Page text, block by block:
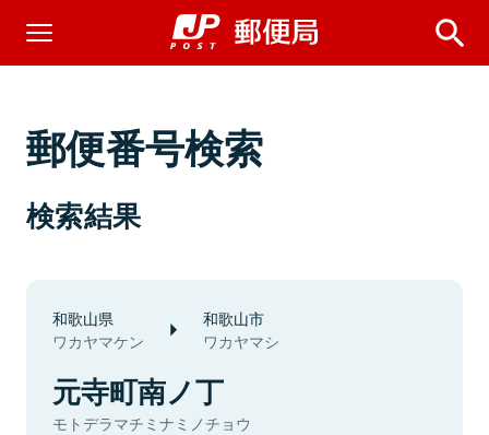
郵便番号検索
検索結果
和歌山県
ワカヤマケン
和歌山市
ワカヤマシ
元寺町南ノ丁
モトデラマチミナミノチョウ